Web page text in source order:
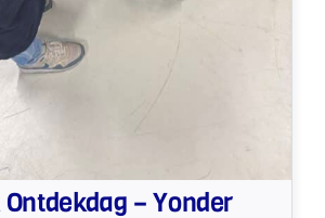
– Yonder